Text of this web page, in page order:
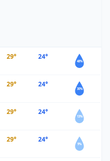
29° 24°
48%
29° 24°
30%
29° 24°
13%
29° 24°
9%